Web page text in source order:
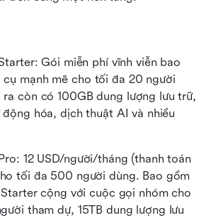
Gói miễn phí vĩnh viễn bao
cụ mạnh mẽ cho tối đa 20 người
còn có 100GB dung lượng lưu trữ,
hóa, dịch thuật AI và nhiều
12 USD/người/tháng (thanh toán
tối đa 500 người dùng. Bao gồm
cộng với cuộc gọi nhóm cho
tham dự, 15TB dung lượng lưu